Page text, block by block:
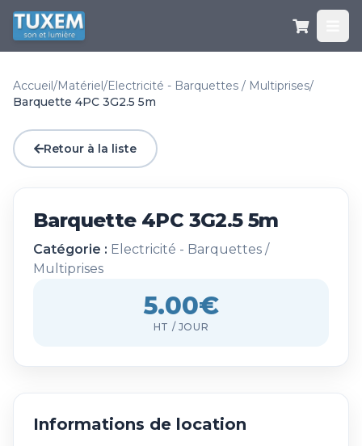
Accueil/Matériel/Electricité - Barquettes / Multiprises/
Barquette 4PC 3G2.5 5m
Retour à la liste
Barquette 4PC 3G2.5 5m
Catégorie : Electricité - Barquettes /
Multiprises
5.00€
HT / JOUR
Informations de location